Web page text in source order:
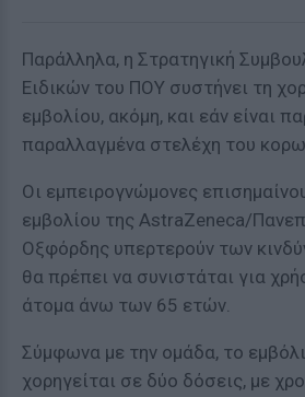
Παράλληλα, η Στρατηγική
Ειδικών του ΠΟΥ συστήνει τη
εμβολίου, ακόμη, και εάν είναι
παραλλαγμένα στελέχη του
Οι εμπειρογνώμονες
εμβολίου της AstraZeneca/
Οξφόρδης υπερτερούν των
θα πρέπει να συνιστάται για
άτομα άνω των 65 ετών.
Σύμφωνα με την ομάδα, το
χορηγείται σε δύο δόσεις, με